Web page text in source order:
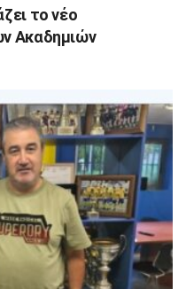
το νέο
Ακαδημιών